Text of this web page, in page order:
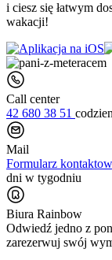
i ciesz się łatwym
wakacji!
Call center
42 680 38 51
Mail
Formularz
dni w tygodniu
Biura Rainbow
Odwiedź jedno z
zarezerwuj swój